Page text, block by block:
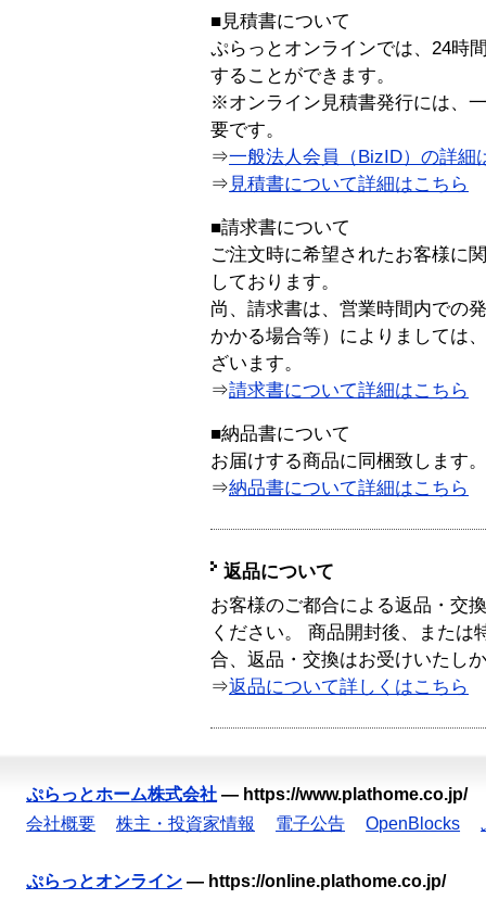
■見積書について
ぷらっとオンラインでは、24時
することができます。
※オンライン見積書発行には、
要です。
⇒一般法人会員（BizID）の詳細
⇒ 見積書について詳細はこちら
■請求書について
ご注文時に希望されたお客様に
しております。
尚、請求書は、営業時間内での
かかる場合等）によりましては
ざいます。
⇒請求書について詳細はこちら
■納品書について
お届けする商品に同梱致します。
⇒納品書について詳細はこちら
返品について
お客様のご都合による返品・交
ください。 商品開封後、または
合、返品・交換はお受けいたし
⇒返品について詳しくはこちら
ぷらっとホーム株式会社 — https://www.plathome.co.jp/
会社概要
株主・投資家情報 電子公告 OpenBlocks
ぷらっとオンライン — https://online.plathome.co.jp/